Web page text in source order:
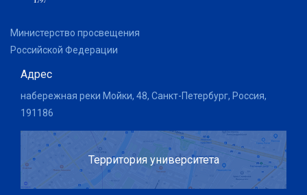
Министерство просвещения
Российской Федерации
Адрес
набережная реки Мойки, 48, Санкт-Петербург, Россия,
191186
Территория университета